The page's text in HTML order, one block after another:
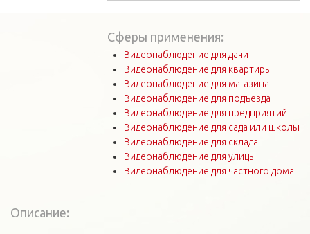
Сферы применения:
Видеонаблюдение для дачи
Видеонаблюдение для квартиры
Видеонаблюдение для магазина
Видеонаблюдение для подъезда
Видеонаблюдение для предприятий
Видеонаблюдение для сада или школы
Видеонаблюдение для склада
Видеонаблюдение для улицы
Видеонаблюдение для частного дома
Описание: